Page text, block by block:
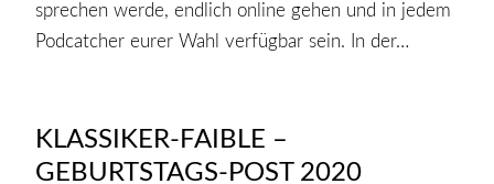
sprechen werde, endlich online gehen und in jedem
Podcatcher eurer Wahl verfügbar sein. In der…
KLASSIKER-FAIBLE –
GEBURTSTAGS-POST 2020